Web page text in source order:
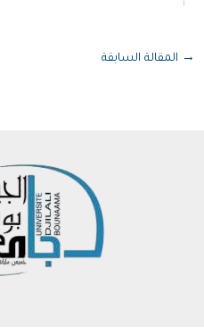
→ المقالة السابقة